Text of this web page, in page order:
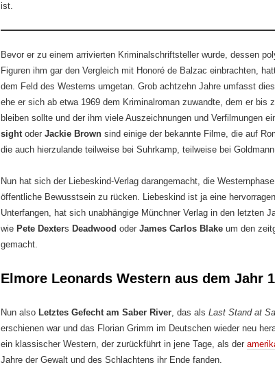
ist.
Bevor er zu einem arrivierten Kriminalschriftsteller wurde, dessen
Figuren ihm gar den Vergleich mit Honoré de Balzac einbrachten,
dem Feld des Westerns umgetan. Grob achtzehn Jahre umfasst
ehe er sich ab etwa 1969 dem Kriminalroman zuwandte, dem er bis
bleiben sollte und der ihm viele Auszeichnungen und Verfilmungen
sightoder Jackie Brown sind einige der bekannte Filme, die auf
die auch hierzulande teilweise bei Suhrkamp, teilweise bei
Nun hat sich der Liebeskind-Verlag darangemacht, die
öffentliche Bewusstsein zu rücken. Liebeskind ist ja eine
Unterfangen, hat sich unabhängige Münchner Verlag in den letzten
wie Pete Dexters Deadwood oder James Carlos Blake um den
gemacht.
Elmore Leonards Western aus dem Jahr
Nun also Letztes Gefecht am Saber River, das als Last Stand at
erschienen war und das Florian Grimm im Deutschen wieder neu
ein klassischer Western, der zurückführt in jene Tage, als der
Jahre der Gewalt und des Schlachtens ihr Ende fanden.